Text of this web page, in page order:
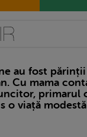
au fost
Cu mama
primarul
o viață